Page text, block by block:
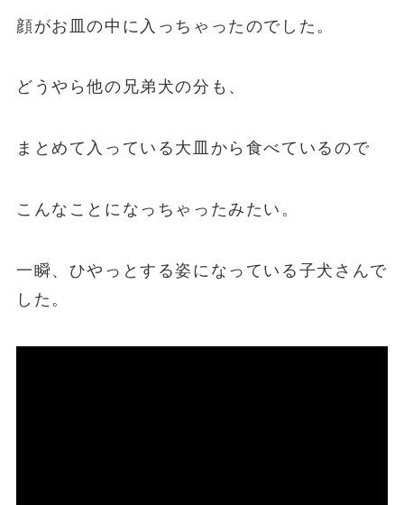
顔がお皿の中に入っちゃったのでした。
どうやら他の兄弟犬の分も、
まとめて入っている大皿から食べているので
こんなことになっちゃったみたい。
一瞬、ひやっとする姿になっている子犬さんで
した。